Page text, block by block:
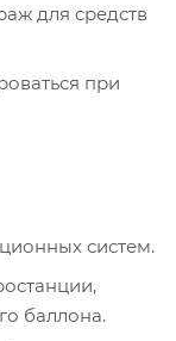
для средств
при
систем.
баллона.